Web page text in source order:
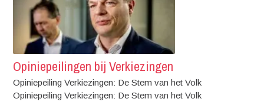
Opiniepeilingen bij Verkiezingen
Opiniepeiling Verkiezingen: De Stem van het Volk
Opiniepeiling Verkiezingen: De Stem van het Volk